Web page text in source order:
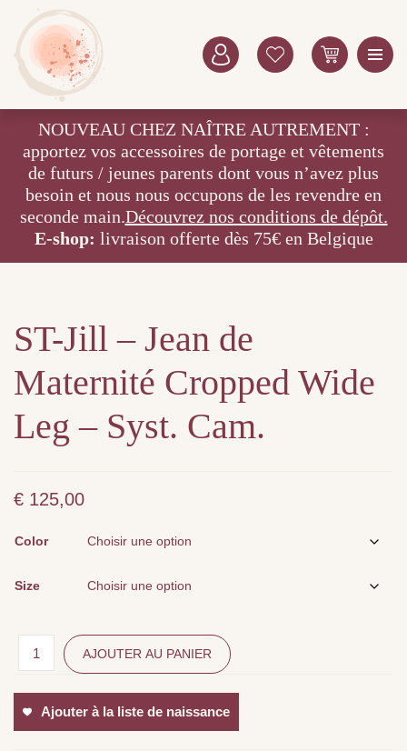
NOUVEAU CHEZ NAÎTRE AUTREMENT :
apportez vos accessoires de portage et vêtements
de futurs / jeunes parents dont vous n’avez plus
besoin et nous nous occupons de les revendre en
seconde main.Découvrez nos conditions de dépôt.
E-shop: livraison offerte dès 75€ en Belgique
ST-Jill – Jean de
Maternité Cropped Wide
Leg – Syst. Cam.
€ 125,00
Color
Size
AJOUTER AU PANIER
Ajouter à la liste de naissance